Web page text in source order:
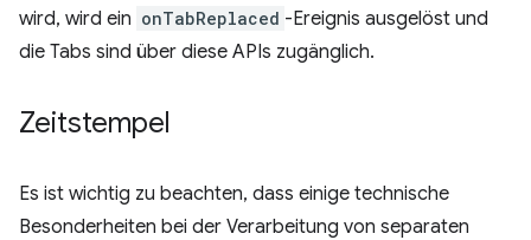
wird, wird ein onTabReplaced -Ereignis ausgelöst und
die Tabs sind über diese APIs zugänglich.
Zeitstempel
Es ist wichtig zu beachten, dass einige technische
Besonderheiten bei der Verarbeitung von separaten